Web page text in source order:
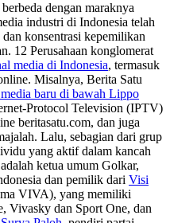
dengan maraknya
industri di Indonesia telah
konsentrasi kepemilikan
12 Perusahaan konglomerat
media di Indonesia, termasuk
Misalnya, Berita Satu
media baru di bawah Lippo
Protocol Television (IPTV)
beritasatu.com, dan juga
Lalu, sebagian dari grup
yang aktif dalam kancah
ketua umum Golkar,
dan pemilik dari Visi
VIVA), yang memiliki
Vivasky dan Sport One, dan